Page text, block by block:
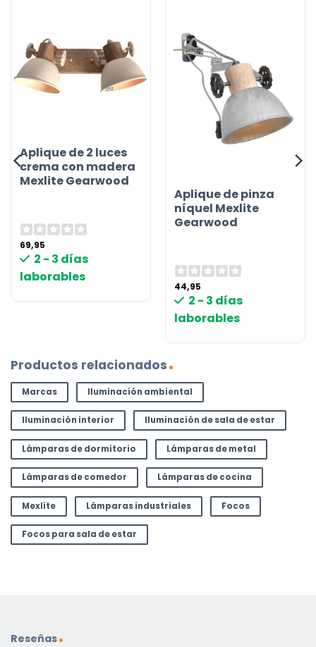
Aplique de 2 luces
crema con madera
Mexlite Gearwood
69,95
2 - 3 días
laborables
Aplique de pinza
níquel Mexlite
Gearwood
44,95
2 - 3 días
laborables
Productos relacionados
Marcas Iluminación ambiental
Iluminación interior Iluminación de sala de estar
Lámparas de dormitorio Lámparas de metal
Lámparas de comedor Lámparas de cocina
Mexlite Lámparas industriales Focos
Focos para sala de estar
Reseñas